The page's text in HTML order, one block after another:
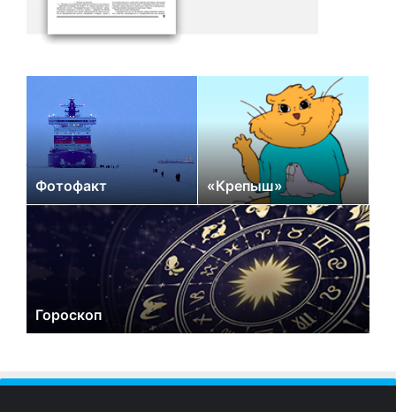
Фотофакт «Крепыш»
Гороскоп